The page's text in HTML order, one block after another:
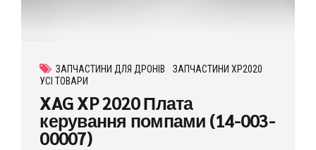
ЗАПЧАСТИНИ ДЛЯ ДРОНІВ
ЗАПЧАСТИНИ XP2020
УСІ ТОВАРИ
XAG XP 2020 Плата
керування помпами (14-003-
00007)